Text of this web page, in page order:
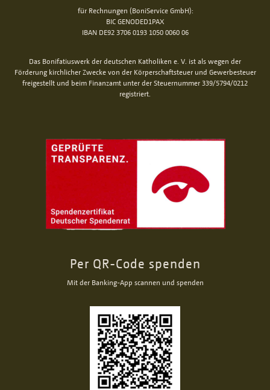
für Rechnungen (BoniService GmbH):
BIC GENODED1PAX
IBAN DE92 3706 0193 1050 0060 06
Das Bonifatiuswerk der deutschen Katholiken e. V. ist als wegen der
Förderung kirchlicher Zwecke von der Körperschaftsteuer und Gewerbesteuer
freigestellt und beim Finanzamt unter der Steuernummer 339/5794/0212
registriert.
Per QR-Code spenden
Mit der Banking-App scannen und spenden